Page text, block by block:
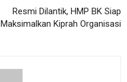
Resmi Dilantik, HMP BK Siap
Maksimalkan Kiprah Organisasi